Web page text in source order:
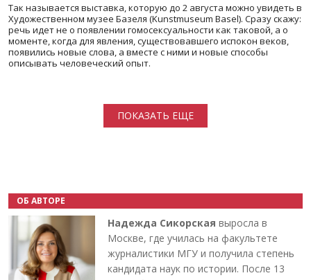
Так называется выставка, которую до 2 августа можно увидеть в
Художественном музее Базеля (Kunstmuseum Basel). Сразу скажу:
речь идет не о появлении гомосексуальности как таковой, а о
моменте, когда для явления, существовавшего испокон веков,
появились новые слова, а вместе с ними и новые способы
описывать человеческий опыт.
ПОКАЗАТЬ ЕЩЕ
ОБ АВТОРЕ
Надежда Сикорская выросла в
Москве, где училась на факультете
журналистики МГУ и получила степень
кандидата наук по истории. После 13